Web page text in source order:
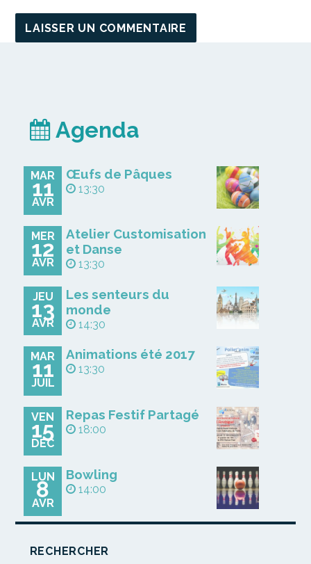
Agenda
MAR
11
AVR
Œufs de Pâques
13:30
MER
12
AVR
Atelier Customisation
et Danse
13:30
JEU
13
AVR
Les senteurs du
monde
14:30
MAR
11
JUIL
Animations été 2017
13:30
VEN
15
DÉC
Repas Festif Partagé
18:00
LUN
8
AVR
Bowling
14:00
RECHERCHER